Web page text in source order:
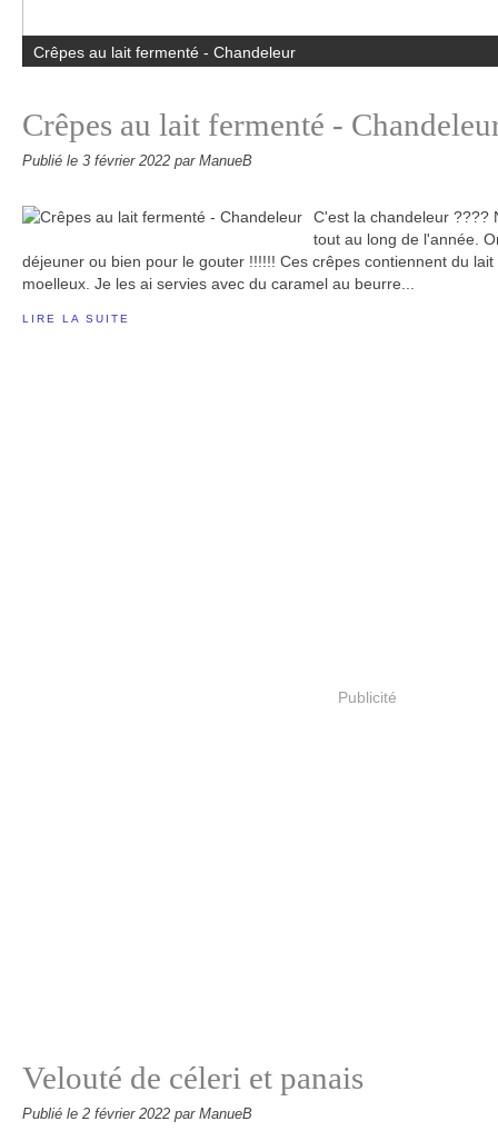
Velouté de céleri et panais
Crêpes au lait fermenté -
Publié le 3 février 2022 par ManueB
C'est la chandeleur ????
tout au long de l'année.
déjeuner ou bien pour le gouter !!!!!! Ces crêpes contiennent du
moelleux. Je les ai servies avec du caramel au beurre...
LIRE LA SUITE
Publicité
Velouté de céleri et panais
Publié le 2 février 2022 par ManueB